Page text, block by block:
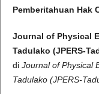
Pemberitahuan Hak
Journal of Physical
Tadulako (JPERS-
di Journal of Physical
Tadulako (JPERS-